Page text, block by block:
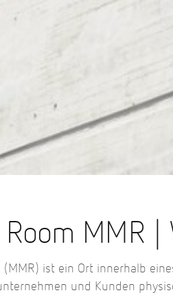
MMR |
ist ein Ort innerhalb
und Kunden